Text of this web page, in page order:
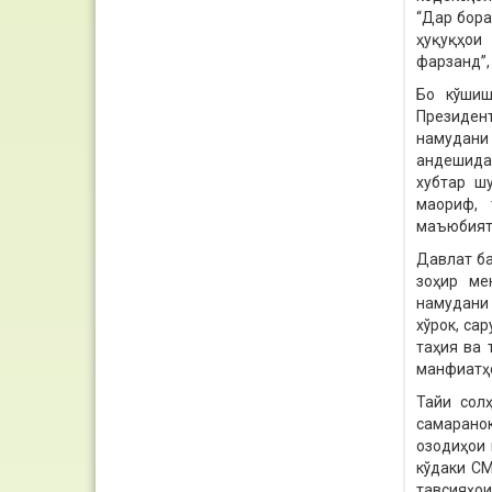
“Дар
Бо
хубтар
маориф,
маъюбият
Давлат
зоҳир
намудани
хўрок,
таҳия ва
Тайи
озодиҳои
кўдаки